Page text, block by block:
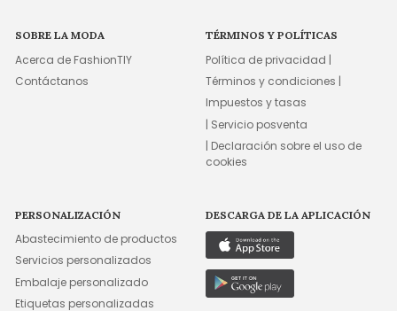
SOBRE LA MODA
Acerca de FashionTIY
Contáctanos
TÉRMINOS Y POLÍTICAS
Política de privacidad |
Términos y condiciones |
Impuestos y tasas
| Servicio posventa
| Declaración sobre el uso de
cookies
PERSONALIZACIÓN
Abastecimiento de productos
Servicios personalizados
Embalaje personalizado
Etiquetas personalizadas
DESCARGA DE LA APLICACIÓN